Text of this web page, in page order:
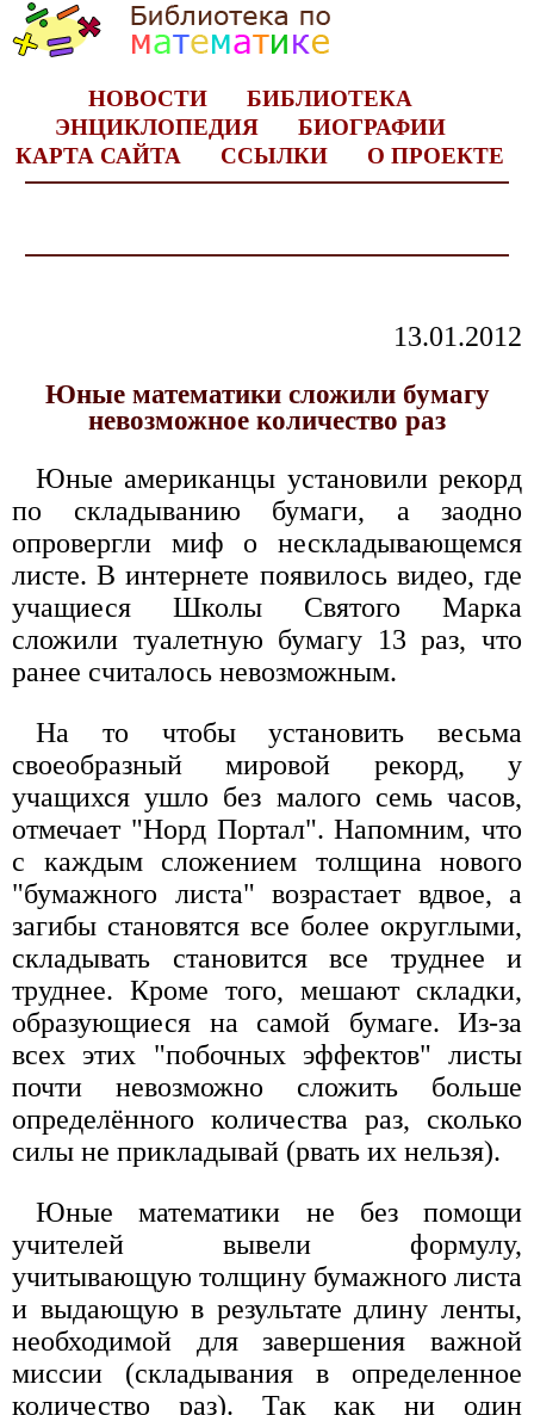
НОВОСТИ
БИБЛИОТЕКА
ЭНЦИКЛОПЕДИЯ
БИОГРАФИИ
КАРТА САЙТА
ССЫЛКИ О ПРОЕКТЕ
13.01.2012
Юные математики сложили бумагу
невозможное количество раз
Юные американцы установили рекорд
по складыванию бумаги, а заодно
опровергли миф о нескладывающемся
листе. В интернете появилось видео, где
учащиеся Школы Святого Марка
сложили туалетную бумагу 13 раз, что
ранее считалось невозможным.
На то чтобы установить весьма
своеобразный мировой рекорд, у
учащихся ушло без малого семь часов,
отмечает "Норд Портал". Напомним, что
с каждым сложением толщина нового
"бумажного листа" возрастает вдвое, а
загибы становятся все более округлыми,
складывать становится все труднее и
труднее. Кроме того, мешают складки,
образующиеся на самой бумаге. Из-за
всех этих "побочных эффектов" листы
почти невозможно сложить больше
определённого количества раз, сколько
силы не прикладывай (рвать их нельзя).
Юные математики не без помощи
учителей вывели формулу,
учитывающую толщину бумажного листа
и выдающую в результате длину ленты,
необходимой для завершения важной
миссии (складывания в определенное
количество раз). Так как ни один